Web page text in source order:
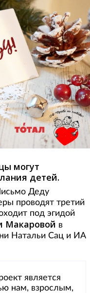
могут
детей.
Деду
проводят третий
под эгидой
Макаровой в
Натальи Сац и ИА
является
нам, взрослым,